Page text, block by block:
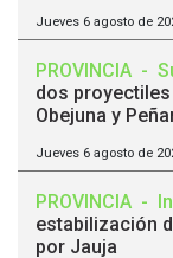
Jueves 6 agosto de
PROVINCIA -
dos proyectiles
Obejuna y
Jueves 6 agosto de
PROVINCIA -
estabilización
por Jauja